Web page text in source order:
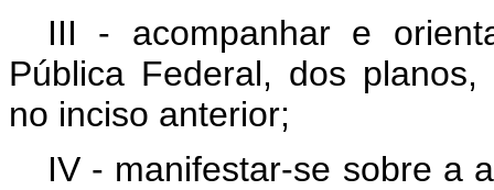
III - acompanhar e
Pública Federal, dos
no inciso anterior;
IV - manifestar-se sobre a